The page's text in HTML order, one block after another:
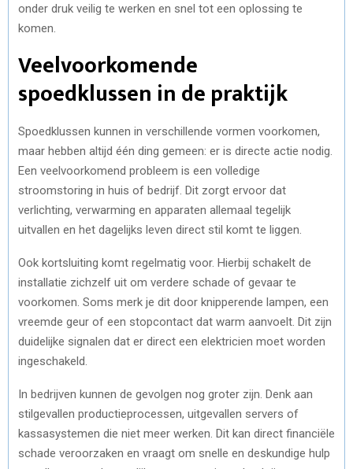
onder druk veilig te werken en snel tot een oplossing te
komen.
Veelvoorkomende
spoedklussen in de praktijk
Spoedklussen kunnen in verschillende vormen voorkomen,
maar hebben altijd één ding gemeen: er is directe actie nodig.
Een veelvoorkomend probleem is een volledige
stroomstoring in huis of bedrijf. Dit zorgt ervoor dat
verlichting, verwarming en apparaten allemaal tegelijk
uitvallen en het dagelijks leven direct stil komt te liggen.
Ook kortsluiting komt regelmatig voor. Hierbij schakelt de
installatie zichzelf uit om verdere schade of gevaar te
voorkomen. Soms merk je dit door knipperende lampen, een
vreemde geur of een stopcontact dat warm aanvoelt. Dit zijn
duidelijke signalen dat er direct een elektricien moet worden
ingeschakeld.
In bedrijven kunnen de gevolgen nog groter zijn. Denk aan
stilgevallen productieprocessen, uitgevallen servers of
kassasystemen die niet meer werken. Dit kan direct financiële
schade veroorzaken en vraagt om snelle en deskundige hulp